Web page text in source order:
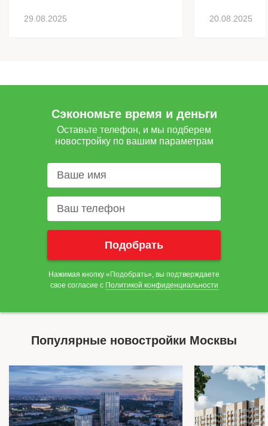
29.08.2025 20.08.2025
Сэкономьте время и деньги
Оставьте телефон, и мы подберем
новостройку по вашим параметрам
Нажимая кнопку «Подобрать», вы подтверждаете
свое согласие с Политикой конфиденциальности
Популярные новостройки Москвы